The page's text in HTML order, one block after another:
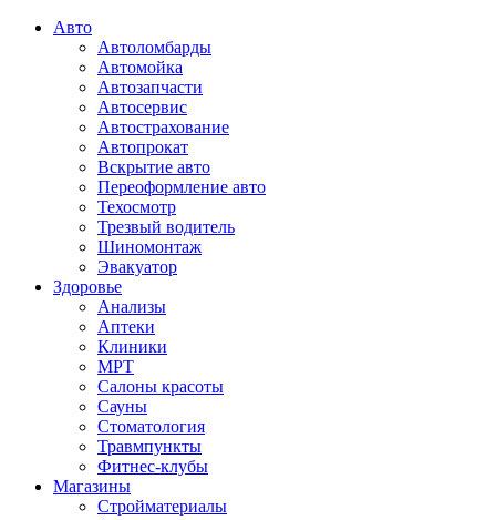
Авто
Автоломбарды
Автомойка
Автозапчасти
Автосервис
Автострахование
Автопрокат
Вскрытие авто
Переоформление авто
Техосмотр
Трезвый водитель
Шиномонтаж
Эвакуатор
Здоровье
Анализы
Аптеки
Клиники
МРТ
Салоны красоты
Сауны
Стоматология
Травмпункты
Фитнес-клубы
Магазины
Стройматериалы